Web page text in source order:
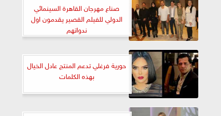
صناع مهرجان القاهرة السينمائي
الدولي للفيلم القصير يقدمون اول
ندواتهم
حورية فرغلي تدعم المنتج عادل الخيال
بهذه الكلمات